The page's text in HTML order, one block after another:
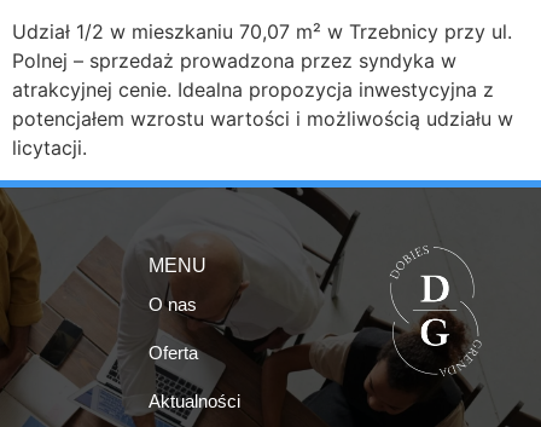
Udział 1/2 w mieszkaniu 70,07 m² w Trzebnicy przy ul.
Polnej – sprzedaż prowadzona przez syndyka w
atrakcyjnej cenie. Idealna propozycja inwestycyjna z
potencjałem wzrostu wartości i możliwością udziału w
licytacji.
MENU
O nas
Oferta
Aktualności